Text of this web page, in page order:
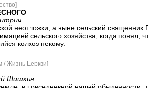
неотложки, а ныне сельский священник
сельского хозяйства, когда понял,
колхоз некому.
/ Жизнь Церкви]
Шишкин